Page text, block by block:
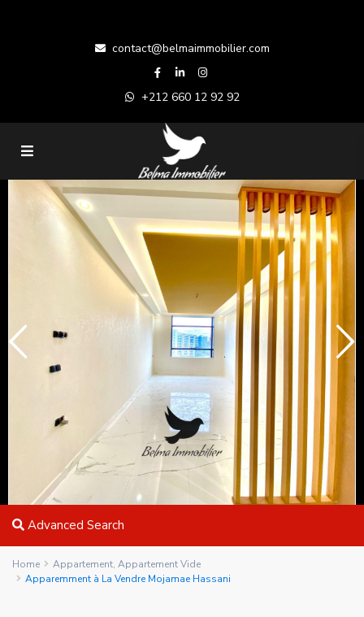
contact@belmaimmobilier.com
+212 660 12 92 92
Advanced Search
Home Appartement, Appartement Vide
Apparemment à La Vendre Mojamae Hassani